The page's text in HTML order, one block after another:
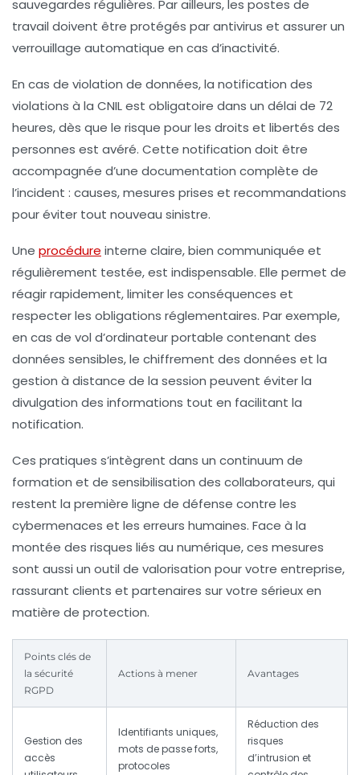
sauvegardes régulières. Par ailleurs, les postes de
travail doivent être protégés par antivirus et assurer un
verrouillage automatique en cas d’inactivité.
En cas de violation de données, la notification des
violations à la CNIL est obligatoire dans un délai de 72
heures, dès que le risque pour les droits et libertés des
personnes est avéré. Cette notification doit être
accompagnée d’une documentation complète de
l’incident : causes, mesures prises et recommandations
pour éviter tout nouveau sinistre.
Une procédure interne claire, bien communiquée et
régulièrement testée, est indispensable. Elle permet de
réagir rapidement, limiter les conséquences et
respecter les obligations réglementaires. Par exemple,
en cas de vol d’ordinateur portable contenant des
données sensibles, le chiffrement des données et la
gestion à distance de la session peuvent éviter la
divulgation des informations tout en facilitant la
notification.
Ces pratiques s’intègrent dans un continuum de
formation et de sensibilisation des collaborateurs, qui
restent la première ligne de défense contre les
cybermenaces et les erreurs humaines. Face à la
montée des risques liés au numérique, ces mesures
sont aussi un outil de valorisation pour votre entreprise,
rassurant clients et partenaires sur votre sérieux en
matière de protection.
Points clés de
la sécurité
RGPD
Actions à mener Avantages
Gestion des
accès
Identifiants uniques,
mots de passe forts,
protocoles
Réduction des
risques
d’intrusion et